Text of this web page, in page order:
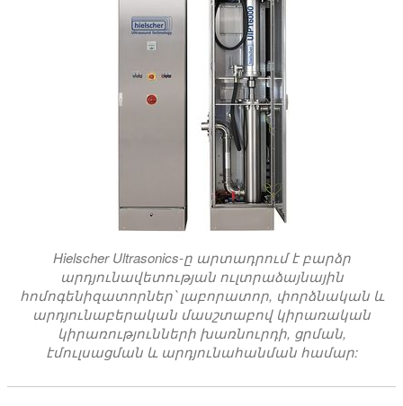
Hielscher Ultrasonics-ը արտադրում է բարձր
արդյունավետության ուլտրաձայնային
հոմոգենիզատորներ՝ լաբորատոր, փորձնական և
արդյունաբերական մասշտաբով կիրառական
կիրառությունների խառնուրդի, ցրման,
էմուլսացման և արդյունահանման համար: